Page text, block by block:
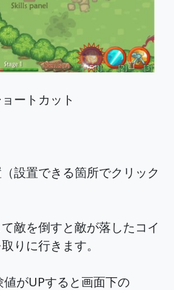
ートカット
設置できる箇所でクリック
敵を倒すと敵が落したコイ
りに行きます。
値がUPすると画面下の